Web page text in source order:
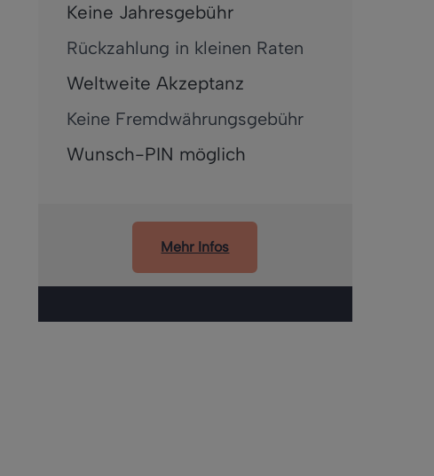
Keine Jahresgebühr
Rückzahlung in kleinen Raten
Weltweite Akzeptanz
Keine Fremdwährungsgebühr
Wunsch-PIN möglich
Mehr Infos